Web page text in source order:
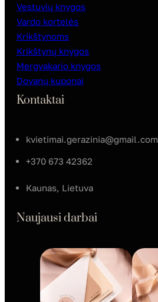
Vestuvių knygos
Vardo kortelės
Krikštynoms
Krikštynų knygos
Mergvakario knygos
Dovanų kuponai
Kontaktai
kvietimai.gerazinia@gmail.com
+370 673 42362
Kaunas, Lietuva
Naujausi darbai